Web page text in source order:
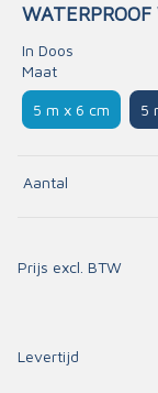
In Doos
Maat
5 m x 6 cm 5
Aantal
Prijs excl. BTW
Levertijd